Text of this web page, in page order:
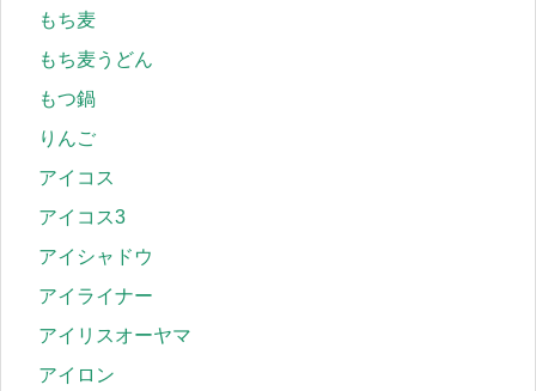
もち麦
もち麦うどん
もつ鍋
りんご
アイコス
アイコス3
アイシャドウ
アイライナー
アイリスオーヤマ
アイロン